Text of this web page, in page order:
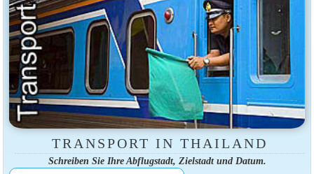
TRANSPORT IN THAILAND
Schreiben Sie Ihre Abflugstadt, Zielstadt und Datum.